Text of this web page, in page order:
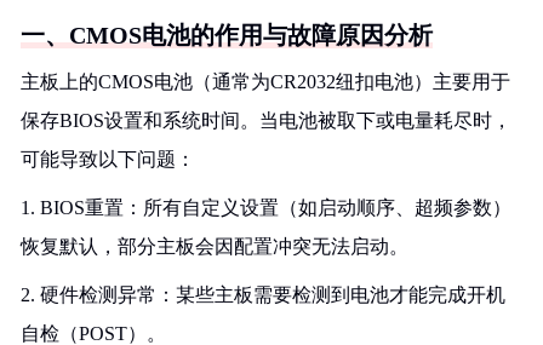
一、CMOS电池的作用与故障原因分析
主板上的CMOS电池（通常为CR2032纽扣电池）主要用于
保存BIOS设置和系统时间。当电池被取下或电量耗尽时，
可能导致以下问题：
1. BIOS重置：所有自定义设置（如启动顺序、超频参数）
恢复默认，部分主板会因配置冲突无法启动。
2. 硬件检测异常：某些主板需要检测到电池才能完成开机
自检（POST）。